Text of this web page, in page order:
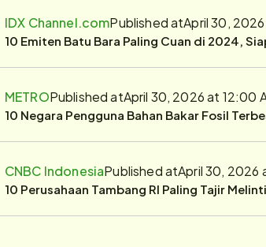
IDX Channel.comPublished atApril 30,
10 Emiten Batu Bara Paling Cuan di 2024,
METROPublished atApril 30, 2026 at 12:00
10 Negara Pengguna Bahan Bakar Fosil
CNBC IndonesiaPublished atApril 30, 2026
10 Perusahaan Tambang RI Paling Tajir